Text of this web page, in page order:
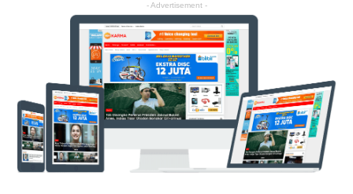
- Advertisement -